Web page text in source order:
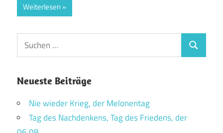
Weiterlesen
Suchen
nach:
Suchen
Neueste Beiträge
Nie wieder Krieg, der Melonentag
Tag des Nachdenkens, Tag des Friedens, der